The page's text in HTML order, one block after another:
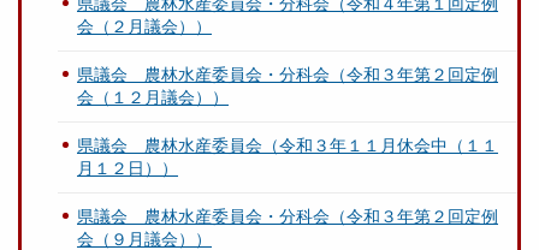
会（２月議会））
県議会 農林水産委員会・分科会（令和３年第２回定例
会（１２月議会））
県議会 農林水産委員会（令和３年１１月休会中（１１
月１２日））
県議会 農林水産委員会・分科会（令和３年第２回定例
会（９月議会））